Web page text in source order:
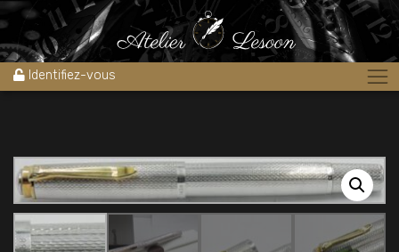
Identifiez-vous
Accueil » Boutique Stylos » Stylos plume
Plume PELIKAN M750
JUBILÉ Série limité anniversaire 150 ans